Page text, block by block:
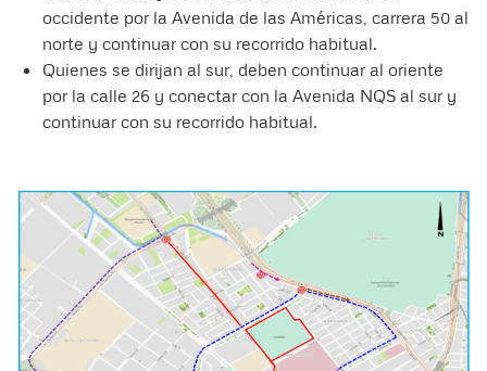
occidente por la Avenida de las Américas, carrera 50 al
norte y continuar con su recorrido habitual.
Quienes se dirijan al sur, deben continuar al oriente
por la calle 26 y conectar con la Avenida NQS al sur y
continuar con su recorrido habitual.